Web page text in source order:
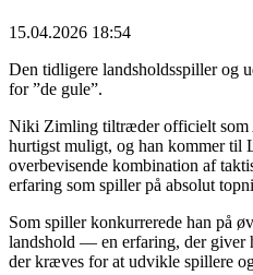
15.04.2026 18:54
Den tidligere landsholdsspiller og
for ”de gule”.
Niki Zimling tiltræder officielt som
hurtigst muligt, og han kommer til
overbevisende kombination af
erfaring som spiller på absolut
Som spiller konkurrerede han på
landshold — en erfaring, der giver
der kræves for at udvikle spillere